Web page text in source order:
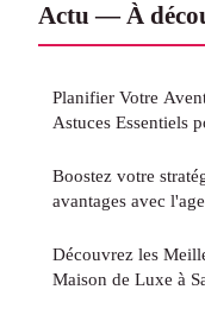
Actu — À
Planifier Votre
Astuces Essentiels
Boostez votre
avantages avec
Découvrez les
Maison de Luxe à